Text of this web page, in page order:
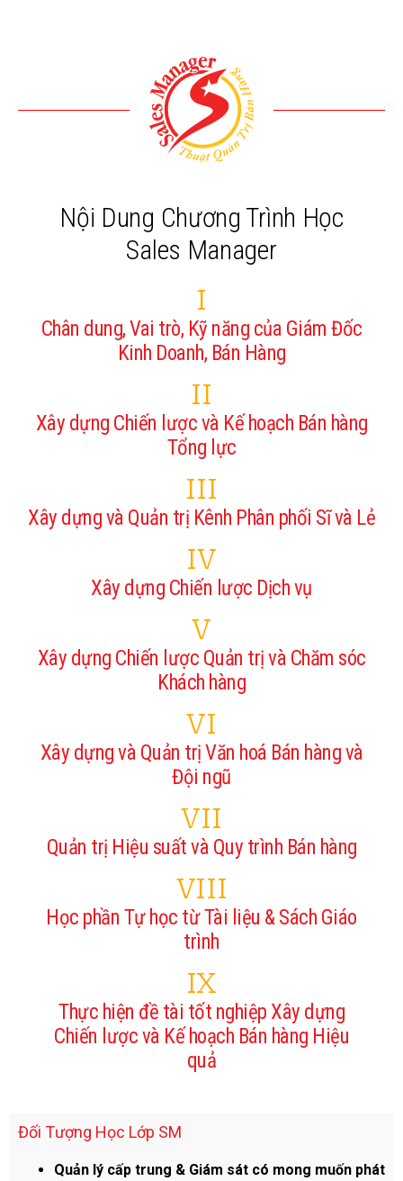
Nội Dung Chương Trình Học
Sales Manager
I
Chân dung, Vai trò, Kỹ năng của Giám Đốc
Kinh Doanh, Bán Hàng
II
Xây dựng Chiến lược và Kế hoạch Bán hàng
Tổng lực
III
Xây dựng và Quản trị Kênh Phân phối Sĩ và Lẻ
IV
Xây dựng Chiến lược Dịch vụ
V
Xây dựng Chiến lược Quản trị và Chăm sóc
Khách hàng
VI
Xây dựng và Quản trị Văn hoá Bán hàng và
Đội ngũ
VII
Quản trị Hiệu suất và Quy trình Bán hàng
VIII
Học phần Tự học từ Tài liệu & Sách Giáo
trình
IX
Thực hiện đề tài tốt nghiệp Xây dựng
Chiến lược và Kế hoạch Bán hàng Hiệu
quả
Đối Tượng Học Lớp SM
Quản lý cấp trung & Giám sát có mong muốn phát